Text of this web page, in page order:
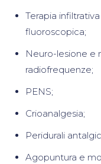
Terapia
fluoroscopica;
Neuro-lesione e
radiofrequenze;
PENS;
Crioanalgesia;
Peridurali
Agopuntura e